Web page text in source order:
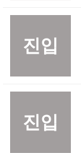
진입
진입